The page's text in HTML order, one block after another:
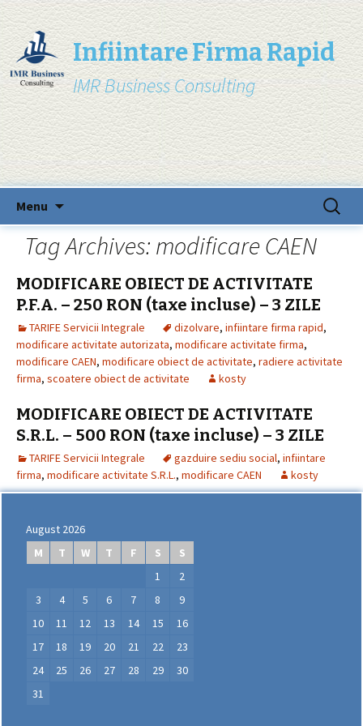
Infiintare Firma Rapid
IMR Business Consulting
Menu
content
Search
for:
Tag Archives: modificare CAEN
MODIFICARE OBIECT DE ACTIVITATE
P.F.A. – 250 RON (taxe incluse) – 3 ZILE
TARIFE Servicii Integrale dizolvare, infiintare firma rapid,
modificare activitate autorizata, modificare activitate firma,
modificare CAEN, modificare obiect de activitate, radiere activitate
firma, scoatere obiect de activitate kosty
MODIFICARE OBIECT DE ACTIVITATE
S.R.L. – 500 RON (taxe incluse) – 3 ZILE
TARIFE Servicii Integrale gazduire sediu social, infiintare
firma, modificare activitate S.R.L., modificare CAEN kosty
August 2026
M
T W T F S
S
1
2
3
4 5 6 7 8
9
10
11 12 13 14 15
16
17
18 19 20 21 22
23
24
25 26 27 28 29
30
31